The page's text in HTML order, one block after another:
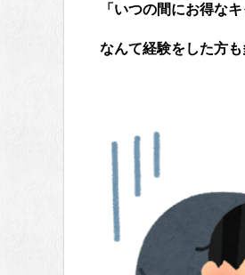
「いつの間にお得な
なんて経験をした方